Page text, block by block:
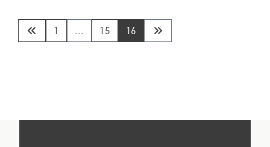
1 ... 15 16